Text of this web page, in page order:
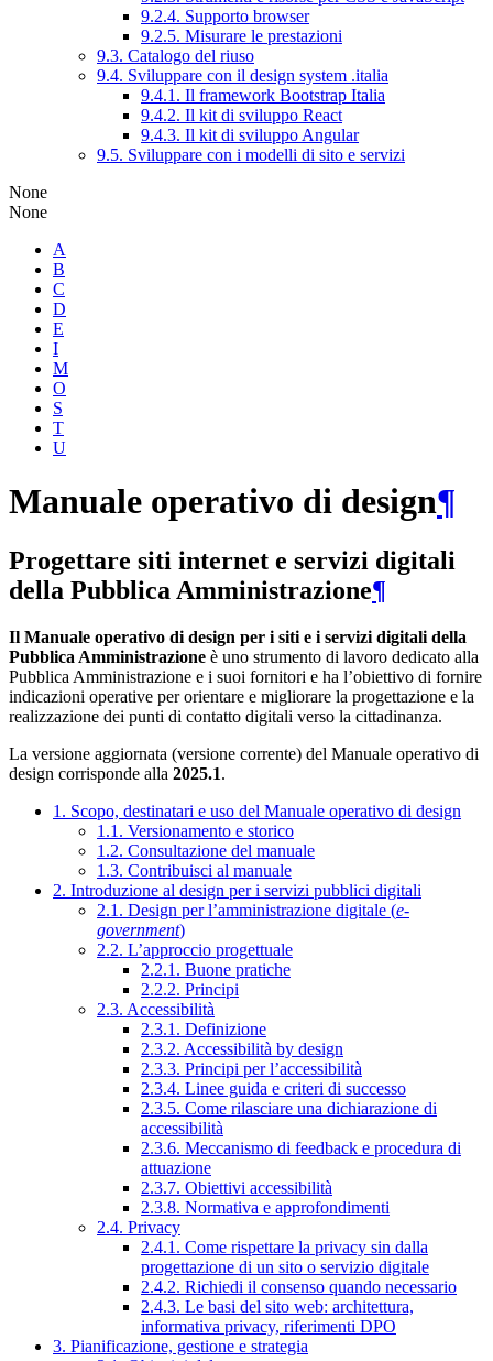
9.2.4. Supporto browser
9.2.5. Misurare le prestazioni
9.3. Catalogo del riuso
9.4. Sviluppare con il design system .italia
9.4.1. Il framework Bootstrap Italia
9.4.2. Il kit di sviluppo React
9.4.3. Il kit di sviluppo Angular
9.5. Sviluppare con i modelli di sito e servizi
None
None
A
B
C
D
E
I
M
O
S
T
U
Manuale operativo di design¶
Progettare siti internet e servizi digitali
della Pubblica Amministrazione¶
Il Manuale operativo di design per i siti e i servizi digitali della
Pubblica Amministrazione è uno strumento di lavoro dedicato alla
Pubblica Amministrazione e i suoi fornitori e ha l’obiettivo di fornire
indicazioni operative per orientare e migliorare la progettazione e la
realizzazione dei punti di contatto digitali verso la cittadinanza.
La versione aggiornata (versione corrente) del Manuale operativo di
design corrisponde alla 2025.1.
1. Scopo, destinatari e uso del Manuale operativo di design
1.1. Versionamento e storico
1.2. Consultazione del manuale
1.3. Contribuisci al manuale
2. Introduzione al design per i servizi pubblici digitali
2.1. Design per l’amministrazione digitale (e-
government)
2.2. L’approccio progettuale
2.2.1. Buone pratiche
2.2.2. Principi
2.3. Accessibilità
2.3.1. Definizione
2.3.2. Accessibilità by design
2.3.3. Principi per l’accessibilità
2.3.4. Linee guida e criteri di successo
2.3.5. Come rilasciare una dichiarazione di
accessibilità
2.3.6. Meccanismo di feedback e procedura di
attuazione
2.3.7. Obiettivi accessibilità
2.3.8. Normativa e approfondimenti
2.4. Privacy
2.4.1. Come rispettare la privacy sin dalla
progettazione di un sito o servizio digitale
2.4.2. Richiedi il consenso quando necessario
2.4.3. Le basi del sito web: architettura,
informativa privacy, riferimenti DPO
3. Pianificazione, gestione e strategia